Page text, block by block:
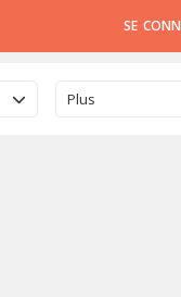
SE
Plus